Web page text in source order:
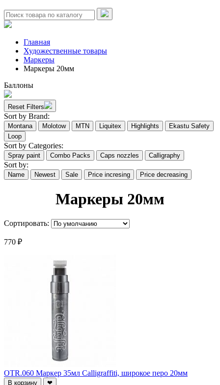
Главная
Художественные товары
Маркеры
Маркеры 20мм
Баллоны
Reset Filters
Sort by Brand:
Montana Molotow MTN Liquitex Highlights
Ekastu Safety
Loop
Sort by Categories:
Spray paint Combo Packs Caps nozzles Calligraphy
Sort by:
Name Newest Sale Price incresing Price decreasing
Маркеры 20мм
Сортировать:
770 ₽
OTR.060 Маркер 35мл Calligraffiti, широкое перо 20мм
В корзину ❤